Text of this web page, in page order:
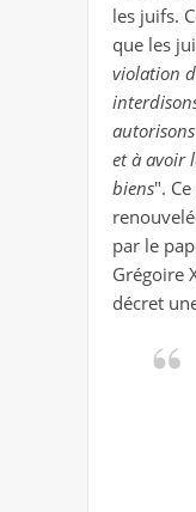
les juifs.
que les
violation
et à avoir
biens".
par le
Grégoire
décret